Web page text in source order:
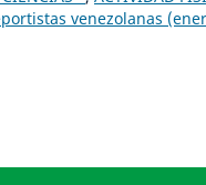
venezolanas